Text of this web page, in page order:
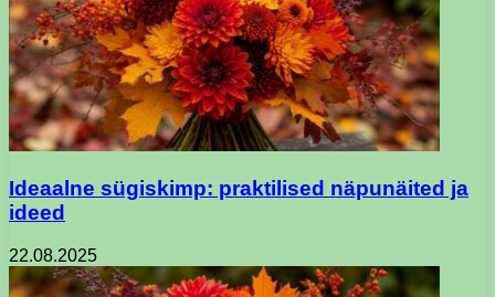
Ideaalne sügiskimp: praktilised näpunäited ja
ideed
22.08.2025